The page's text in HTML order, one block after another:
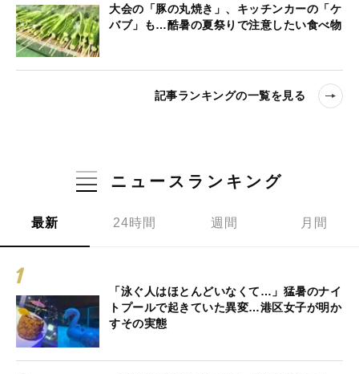
大会の「豚の丸焼き」、キッチンカーの「ケ
バブ」も…酷暑の夏祭りで注意したい食べ物
記事ランキングの一覧を見る
ニュースランキング
最新 24時間 週間 月間
「泳ぐ人はほとんどいなくて…」猛暑のナイ
トプールで起きていた異変…港区女子が明か
すその実態